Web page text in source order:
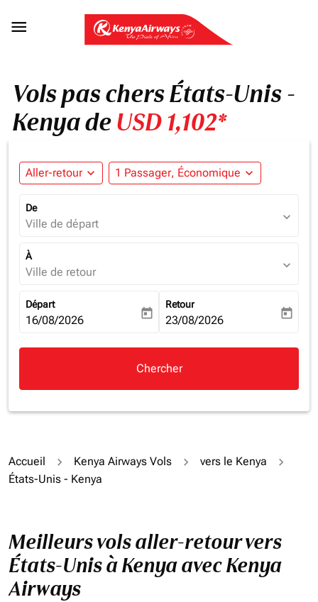

Vols pas chers États-Unis -
Kenya deUSD 1,102*
Aller-retour expand_more 1 Passager, Économique expand_more
De
Ville de départ expand_more
À
Ville de retour expand_more
Départ
fc-booking-departure-date-aria-label
16/08/2026 today
Retour
fc-booking-return-date-aria-
23/08/2026 today
Chercher
Accueil Kenya Airways Vols
vers le Kenya
États-Unis - Kenya
Meilleurs vols aller-retour vers
États-Unis à Kenya avec Kenya
Airways